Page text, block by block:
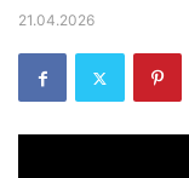
21.04.2026